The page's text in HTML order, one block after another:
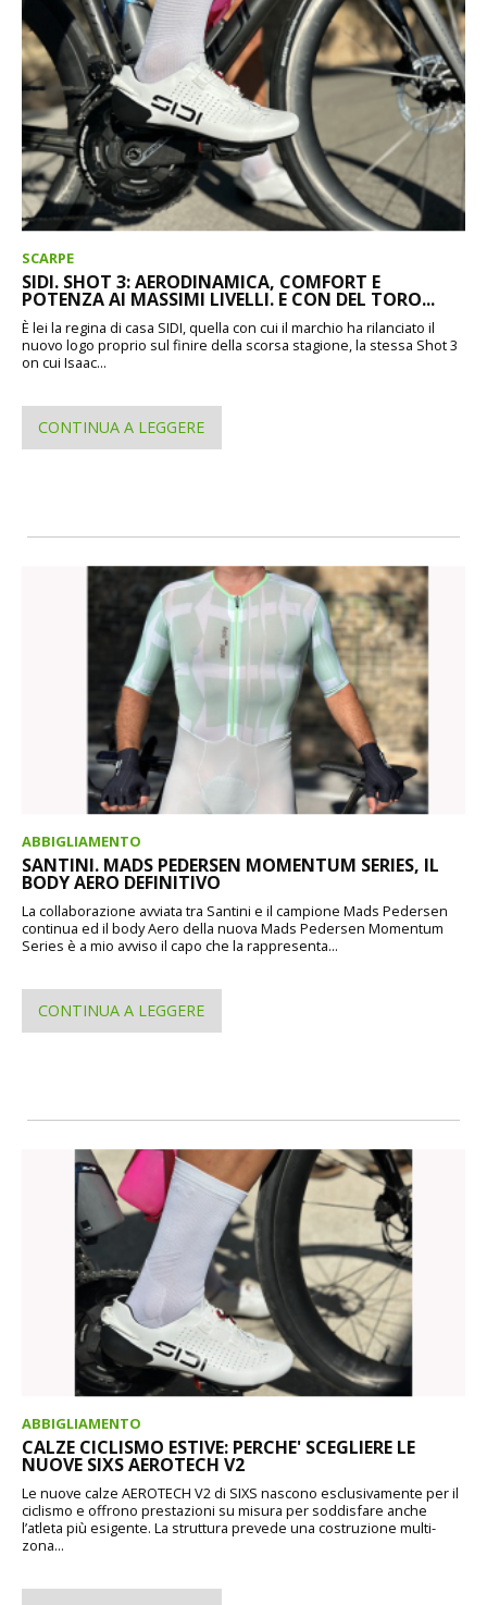
SCARPE
SIDI. SHOT 3: AERODINAMICA, COMFORT E
POTENZA AI MASSIMI LIVELLI. E CON DEL TORO...
È lei la regina di casa SIDI, quella con cui il marchio ha rilanciato il
nuovo logo proprio sul finire della scorsa stagione, la stessa Shot 3
on cui Isaac...
CONTINUA A LEGGERE
ABBIGLIAMENTO
SANTINI. MADS PEDERSEN MOMENTUM SERIES, IL
BODY AERO DEFINITIVO
La collaborazione avviata tra Santini e il campione Mads Pedersen
continua ed il body Aero della nuova Mads Pedersen Momentum
Series è a mio avviso il capo che la rappresenta...
CONTINUA A LEGGERE
ABBIGLIAMENTO
CALZE CICLISMO ESTIVE: PERCHE' SCEGLIERE LE
NUOVE SIXS AEROTECH V2
Le nuove calze AEROTECH V2 di SIXS nascono esclusivamente per il
ciclismo e offrono prestazioni su misura per soddisfare anche
l’atleta più esigente. La struttura prevede una costruzione multi-
zona...